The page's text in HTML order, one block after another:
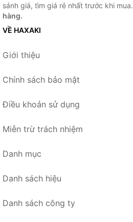
sánh giá, tìm giá rẻ nhất trước khi mua.
hàng.
VỀ HAXAKI
Giới thiệu
Chính sách bảo mật
Điều khoản sử dụng
Miễn trừ trách nhiệm
Danh mục
Danh sách hiệu
Danh sách công ty